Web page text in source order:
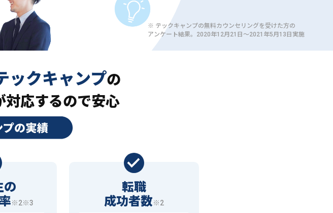
※ テックキャンプの無料カウンセリングを受けた方の
アンケート結果。2020年12月21日〜2021年5月13日実施
ックキャンプの
対応するので安心
の
※2※3
転職
成功者数※2